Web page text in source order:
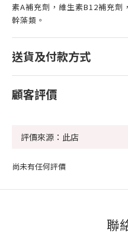
素A補充劑，維生素B12補充劑
幹藻類。
送貨及付款方式
顧客評價
尚未有任何評價
聯